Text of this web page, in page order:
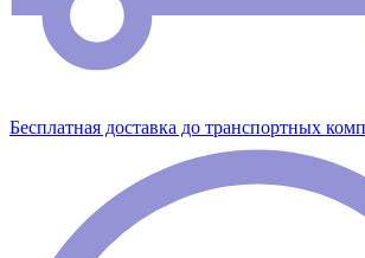
Бесплатная доставка до транспортных